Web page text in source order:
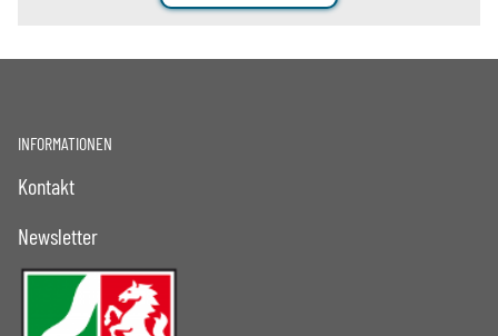
INFORMATIONEN
Kontakt
Newsletter